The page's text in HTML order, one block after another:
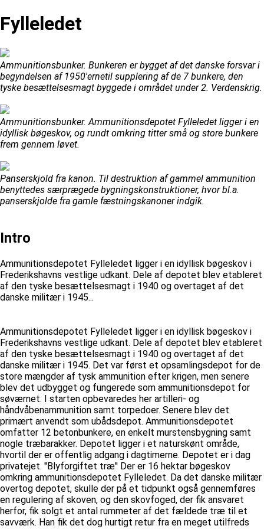
Fylleledet
Ammunitionsbunker. Bunkeren er bygget af det danske forsvar i
begyndelsen af 1950'ernetil supplering af de 7 bunkere, den
tyske besættelsesmagt byggede i området under 2. Verdenskrig.
Ammunitionsbunker. Ammunitionsdepotet Fylleledet ligger i en
idyllisk bøgeskov, og rundt omkring titter små og store bunkere
frem gennem løvet.
Panserskjold fra kanon. Til destruktion af gammel ammunition
benyttedes særprægede bygningskonstruktioner, hvor bl.a.
panserskjolde fra gamle fæstningskanoner indgik.
Intro
Ammunitionsdepotet Fylleledet ligger i en idyllisk bøgeskov i
Frederikshavns vestlige udkant. Dele af depotet blev etableret
af den tyske besættelsesmagt i 1940 og overtaget af det
danske militær i 1945...
Ammunitionsdepotet Fylleledet ligger i en idyllisk bøgeskov i
Frederikshavns vestlige udkant. Dele af depotet blev etableret
af den tyske besættelsesmagt i 1940 og overtaget af det
danske militær i 1945. Det var først et opsamlingsdepot for de
store mængder af tysk ammunition efter krigen, men senere
blev det udbygget og fungerede som ammunitionsdepot for
søværnet. I starten opbevaredes her artilleri- og
håndvåbenammunition samt torpedoer. Senere blev det
primært anvendt som ubådsdepot. Ammunitionsdepotet
omfatter 12 betonbunkere, en enkelt murstensbygning samt
nogle træbarakker. Depotet ligger i et naturskønt område,
hvortil der er offentlig adgang i dagtimerne. Depotet er i dag
privatejet. ''Blyforgiftet træ'' Der er 16 hektar bøgeskov
omkring ammunitionsdepotet Fylleledet. Da det danske militær
overtog depotet, skulle der på et tidpunkt også gennemføres
en regulering af skoven, og den skovfoged, der fik ansvaret
herfor, fik solgt et antal rummeter af det fældede træ til et
savværk. Han fik det dog hurtigt retur fra en meget utilfreds